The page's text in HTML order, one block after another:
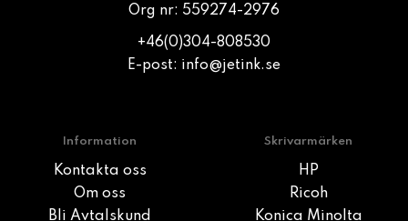
Org nr: 559274-2976
+46(0)304-808530
E-post: info@jetink.se
Information
Kontakta oss
Om oss
Bli Avtalskund
Skrivarmärken
HP
Ricoh
Konica Minolta